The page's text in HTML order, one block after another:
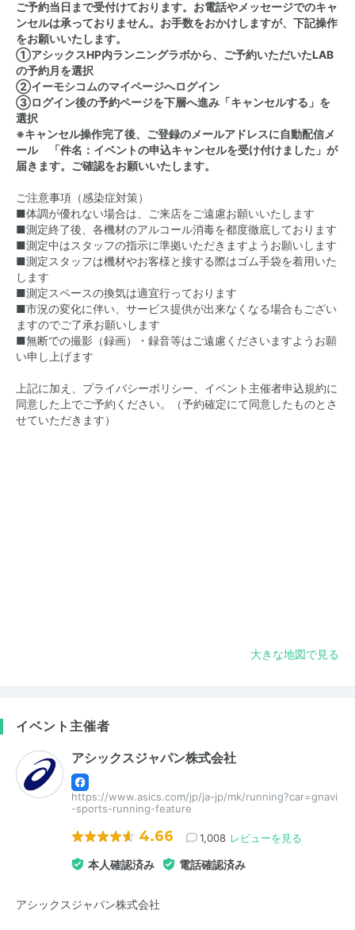
ご予約当日まで受付けております。お電話やメッセージでのキャ
ンセルは承っておりません。お手数をおかけしますが、下記操作
をお願いいたします。
①アシックスHP内ランニングラボから、ご予約いただいたLAB
の予約月を選択
②イーモシコムのマイページへログイン
③ログイン後の予約ページを下層へ進み「キャンセルする」を
選択
※キャンセル操作完了後、ご登録のメールアドレスに自動配信メ
ール 「件名：イベントの申込キャンセルを受け付けました」が
届きます。ご確認をお願いいたします。
ご注意事項（感染症対策）
■体調が優れない場合は、ご来店をご遠慮お願いいたします
■測定終了後、各機材のアルコール消毒を都度徹底しております
■測定中はスタッフの指示に準拠いただきますようお願いします
■測定スタッフは機材やお客様と接する際はゴム手袋を着用いた
します
■測定スペースの換気は適宜行っております
■市況の変化に伴い、サービス提供が出来なくなる場合もござい
ますのでご了承お願いします
■無断での撮影（録画）・録音等はご遠慮くださいますようお願
い申し上げます
上記に加え、プライバシーポリシー、イベント主催者申込規約に
同意した上でご予約ください。（予約確定にて同意したものとさ
せていただきます）
大きな地図で見る
イベント主催者
アシックスジャパン株式会社
https://www.asics.com/jp/ja-jp/mk/running?car=gnavi
-sports-running-feature
4.66 1,008 レビューを見る
本人確認済み 電話確認済み
アシックスジャパン株式会社